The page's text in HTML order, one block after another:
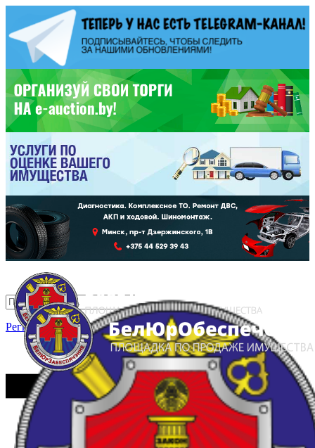
Регистрация Вход